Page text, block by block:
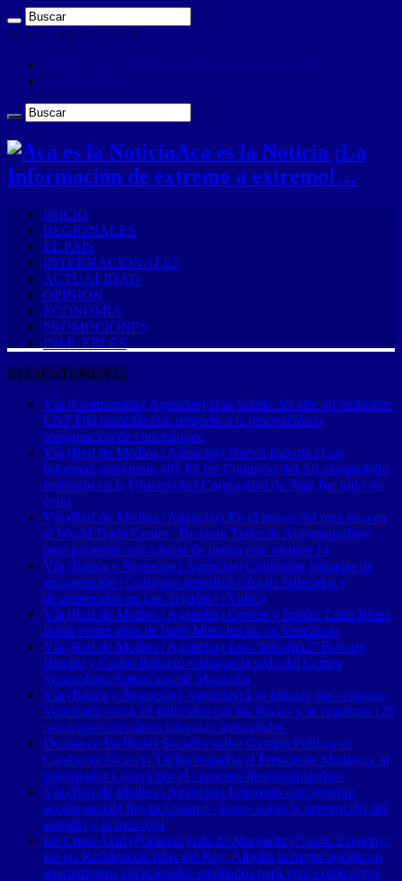
viernes , agosto 7 2026
Aca es la Noticia ¡La
Información de extremo a extremo!…
INICIO
REGIONALES
EL PAÍS
INTERNACIONALES
ACTUALIDAD
OPINIÓN
ECONOMÍA
PROMOCIONES
INMUEBLES
RECIENTEMENTE
Vía (Contrapunto| Agencias) Han Salido del aire 46 emisoras:
CNP Fija posición con respecto a la renovación o
reasignación de concesiones
Vía (Red de Medios | Agencias) Nueva Esparta | Los
Informa2 estuvieron allí: El 1er Congreso del Ají margariteño
realizado en la Universidad Corporativa de Sigo fue todo un
éxito
Vía (Red de Medios | Agencias) En el marco del mes rosa en
el World Trade Center | Dictarán Taller de Automaquillaje
para pacientes con cáncer de mama este viernes 14
Vía (Banca y Negocios | Agencias) Continúan jornadas de
recuperación | Gobierno actualizó cifra de fallecidos y
desaparecidos en Las Tejerías (+Video)
Vía (Red de Medios | Agencias) Covers y fusión: Luna Blues
Band veinte años de buen blues hecho en Venezuela
Vía (Red de Medios | Agencias) Los “Informa2” Beverly
Bracho y Carlos Romero visitaron la sede del Centro
Venezolano Americano de Margarita
Vía (Banca y Negocios | Agencias) Las últimas dos semanas |
Venezuela suma 18 fallecidos por las lluvias y se registran 120
municipios afectados informan autoridades
Debate en las Redes Sociales sobre Gestión Pública en
Carabobo: Octavio Táriba respalda al Presidente Maduro y al
gobernador Lacava por el «proceso descentralizador»
Vía (Red de Medios | Agencias) Empresas que generan
acción social | Intylact realizó «lives» sobre la prevención del
suicidio y el mes rosa
En Costa Azul (Porlamar) isla de Margarita (Nueva Esparta) |
En las Residencias Islas del Rey: Alquila la mejor opción en
apartamentos vacacionales equipados para vivir como reyes